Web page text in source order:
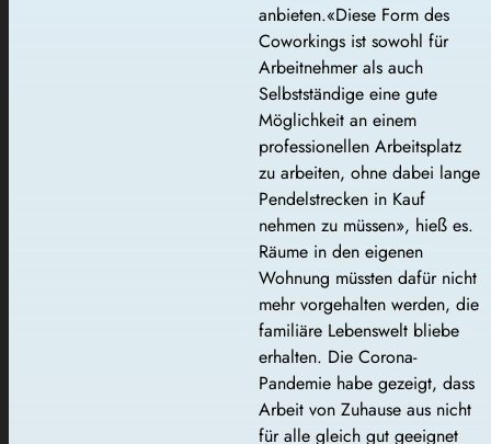
anbieten.«Diese Form des
Coworkings ist sowohl für
Arbeitnehmer als auch
Selbstständige eine gute
Möglichkeit an einem
professionellen Arbeitsplatz
zu arbeiten, ohne dabei lange
Pendelstrecken in Kauf
nehmen zu müssen», hieß es.
Räume in den eigenen
Wohnung müssten dafür nicht
mehr vorgehalten werden, die
familiäre Lebenswelt bliebe
erhalten. Die Corona-
Pandemie habe gezeigt, dass
Arbeit von Zuhause aus nicht
für alle gleich gut geeignet